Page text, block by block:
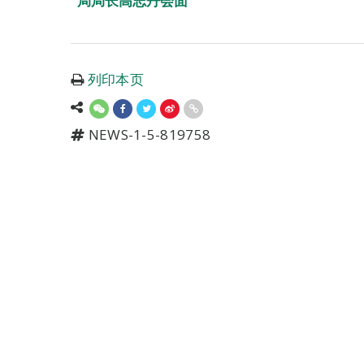
列印本页
NEWS-1-5-819758